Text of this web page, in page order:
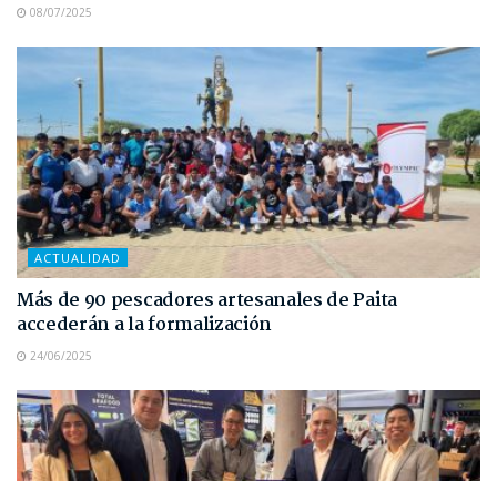
08/07/2025
ACTUALIDAD
Más de 90 pescadores artesanales de Paita
accederán a la formalización
24/06/2025